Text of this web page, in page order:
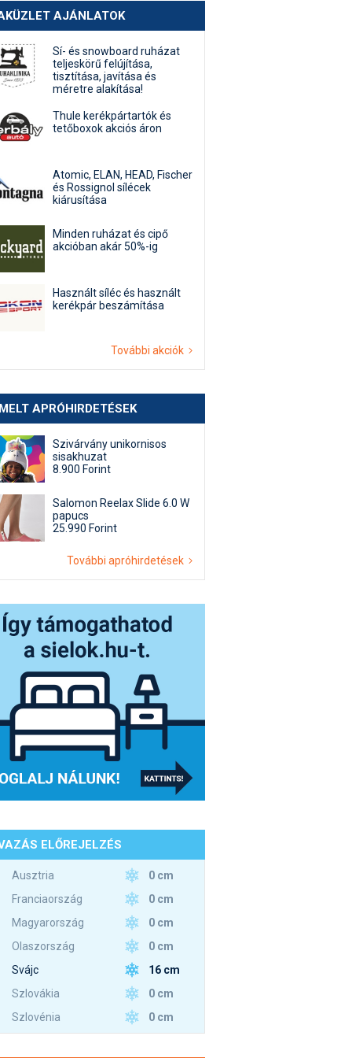
AJÁNLATOK
Sí- és snowboard ruházat
teljeskörű felújítása,
tisztítása, javítása és
méretre alakítása!
Thule kerékpártartók és
tetőboxok akciós áron
Atomic, ELAN, HEAD, Fischer
és Rossignol sílécek
kiárusítása
Minden ruházat és cipő
akcióban akár 50%-ig
Használt síléc és használt
kerékpár beszámítása
További akciók
APRÓHIRDETÉSEK
Szivárvány unikornisos
sisakhuzat
8.900 Forint
Salomon Reelax Slide 6.0 W
papucs
25.990 Forint
További apróhirdetések
ELŐREJELZÉS
Ausztria
0 cm
Franciaország
0 cm
Magyarország
0 cm
Olaszország
0 cm
Svájc
16 cm
Szlovákia
0 cm
Szlovénia
0 cm